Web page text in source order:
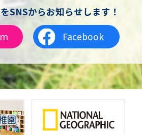
SNSからお知らせします！
Facebook